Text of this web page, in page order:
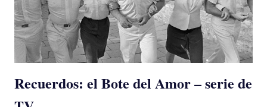
Recuerdos: el Bote del Amor – serie de